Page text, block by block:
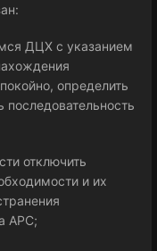
ДЦХ с указанием
определить
последовательность
отключить
и их
АРС;